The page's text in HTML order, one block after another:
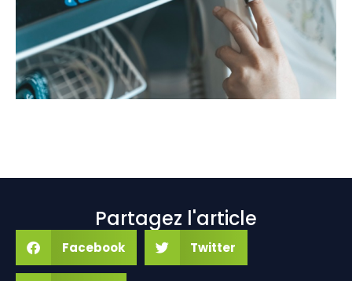
Partagez l'article
Facebook Twitter